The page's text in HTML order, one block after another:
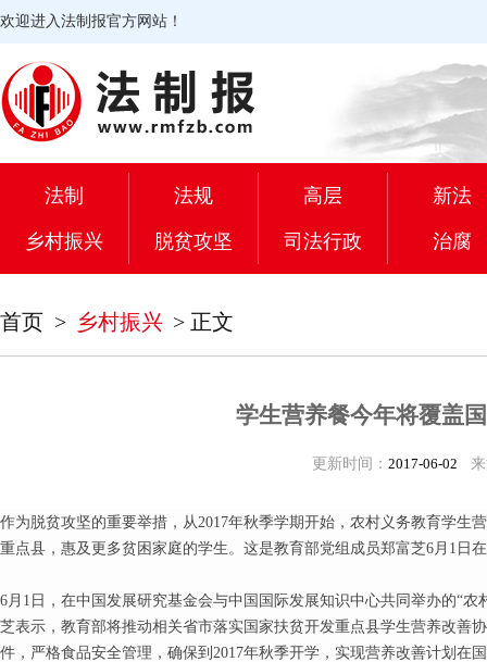
欢迎进入法制报官方网站！
法制 法规 高层 新法
乡村振兴 脱贫攻坚 司法行政 治腐
首页 > 乡村振兴 > 正文
学生营养餐今年将覆盖
更新时间： 2017-06-02
作为脱贫攻坚的重要举措，从2017年秋季学期开始，农村义务教育学生
重点县，惠及更多贫困家庭的学生。这是教育部党组成员郑富芝6月1日
6月1日，在中国发展研究基金会与中国国际发展知识中心共同举办的“农
芝表示，教育部将推动相关省市落实国家扶贫开发重点县学生营养改善
件，严格食品安全管理，确保到2017年秋季开学，实现营养改善计划在